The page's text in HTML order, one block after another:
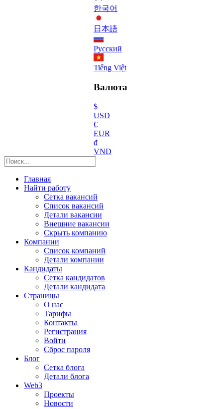
한국어
日本語
Русский
Tiếng Việt
Валюта
$
USD
€
EUR
₫
VND
Главная
Найти работу
Сетка вакансий
Список вакансий
Детали вакансии
Внешние вакансии
Скрыть компанию
Компании
Список компаний
Детали компании
Кандидаты
Сетка кандидатов
Детали кандидата
Страницы
О нас
Тарифы
Контакты
Регистрация
Войти
Сброс пароля
Блог
Сетка блога
Детали блога
Web3
Проекты
Новости